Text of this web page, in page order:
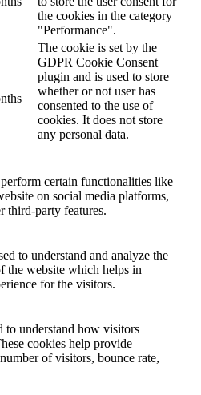
the cookies in the category
"Performance".
The cookie is set by the
GDPR Cookie Consent
plugin and is used to store
whether or not user has
consented to the use of
cookies. It does not store
any personal data.
certain functionalities like
on social media platforms,
third-party features.
to understand and analyze the
the website which helps in
for the visitors.
to understand how visitors
cookies help provide
of visitors, bounce rate,